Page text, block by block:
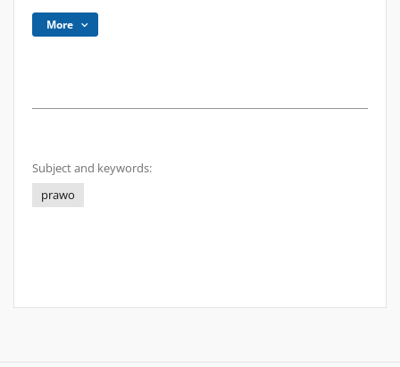
More
Subject and keywords:
prawo